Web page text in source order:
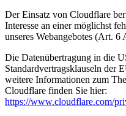
Der Einsatz von Cloudflare
Interesse an einer möglichst
unseres Webangebotes (Art.
Die Datenübertragung in die
Standardvertragsklauseln der
weitere Informationen zum
Cloudflare finden Sie hier:
https://www.cloudflare.com/